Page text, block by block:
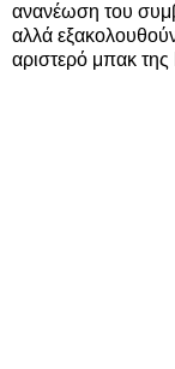
ανανέωση του
αλλά
αριστερό μπακ της